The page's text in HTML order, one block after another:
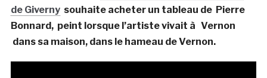
de Givernysouhaite acheter un tableau de Pierre
Bonnard, peint lorsque l’artiste vivait à Vernon
dans sa maison, dans le hameau de Vernon.